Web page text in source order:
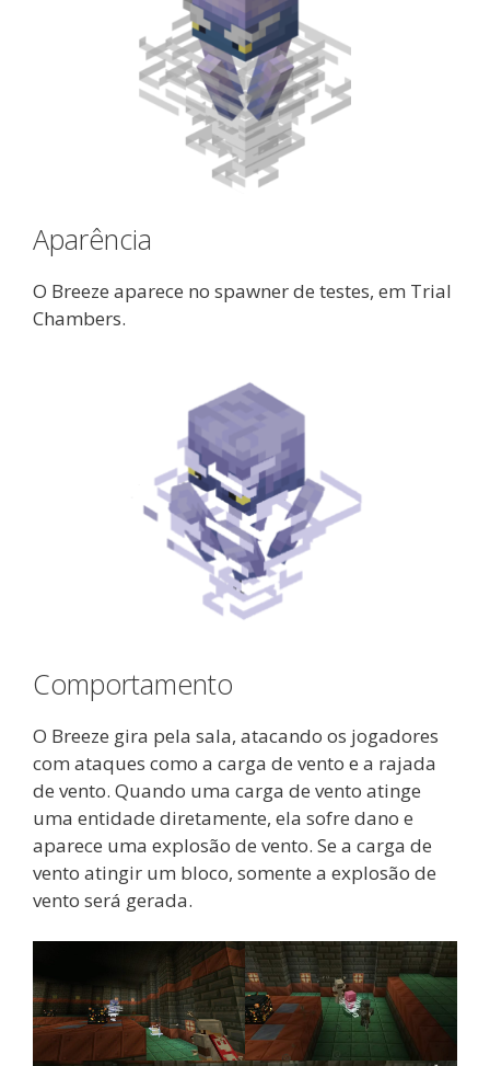
Aparência
O Breeze aparece no spawner de testes, em Trial
Chambers.
Comportamento
O Breeze gira pela sala, atacando os jogadores
com ataques como a carga de vento e a rajada
de vento. Quando uma carga de vento atinge
uma entidade diretamente, ela sofre dano e
aparece uma explosão de vento. Se a carga de
vento atingir um bloco, somente a explosão de
vento será gerada.